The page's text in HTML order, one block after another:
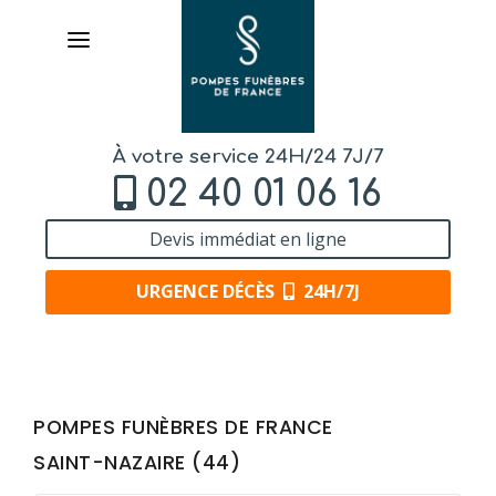
À votre service 24H/24 7J/7
02 40 01 06 16
Devis immédiat en ligne
URGENCE DÉCÈS 24H/7J
ORGANISER DES OBSÈQUES
PRÉVOIR SES OBSÈQUES
POMPES FUNÈBRES DE FRANCE
SAINT-NAZAIRE (44)